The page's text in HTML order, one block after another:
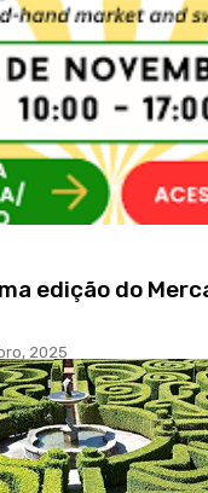
edição do
2025